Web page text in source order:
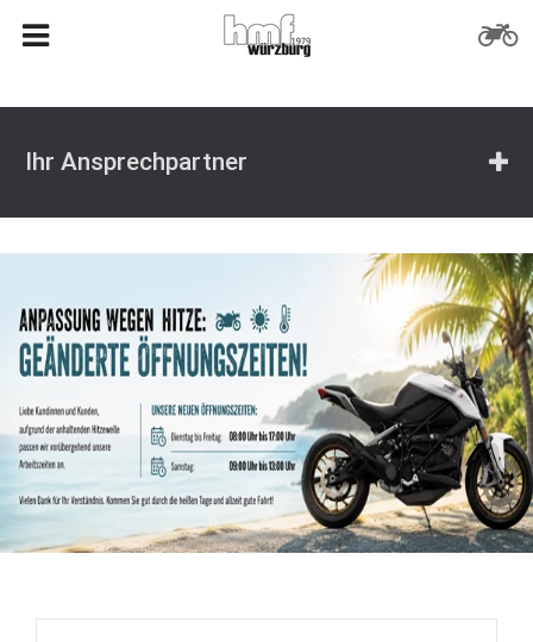
Ihr Ansprechpartner